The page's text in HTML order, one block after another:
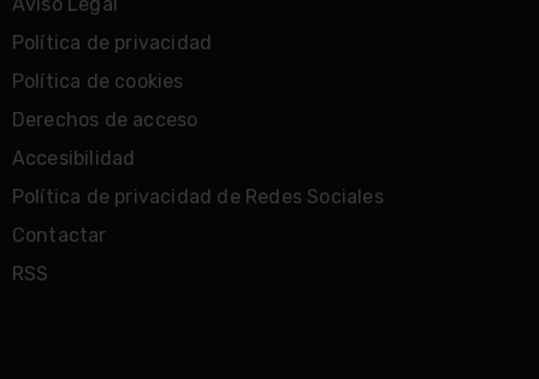
Aviso Legal
Política de privacidad
Política de cookies
Derechos de acceso
Accesibilidad
Política de privacidad de Redes Sociales
Contactar
RSS